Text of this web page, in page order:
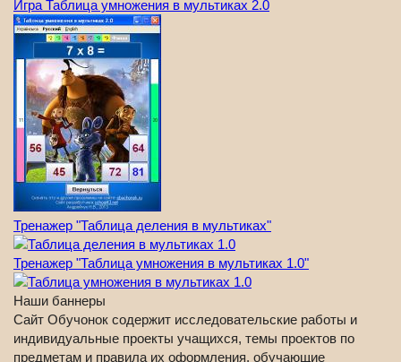
Игра Таблица умножения в мультиках 2.0
Тренажер "Таблица деления в мультиках"
Тренажер "Таблица умножения в мультиках 1.0"
Наши баннеры
Сайт Обучонок содержит исследовательские работы и
индивидуальные проекты учащихся, темы проектов по
предметам и правила их оформления, обучающие